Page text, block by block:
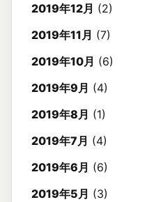
2019年12月 (2)
2019年11月 (7)
2019年10月 (6)
2019年9月 (4)
2019年8月 (1)
2019年7月 (4)
2019年6月 (6)
2019年5月 (3)